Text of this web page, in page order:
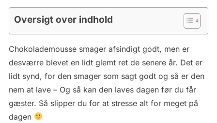
Oversigt over indhold
Chokolademousse smager afsindigt godt, men er
desværre blevet en lidt glemt ret de senere år. Det er
lidt synd, for den smager som sagt godt og så er den
nem at lave – Og så kan den laves dagen før du får
gæster. Så slipper du for at stresse alt for meget på
dagen